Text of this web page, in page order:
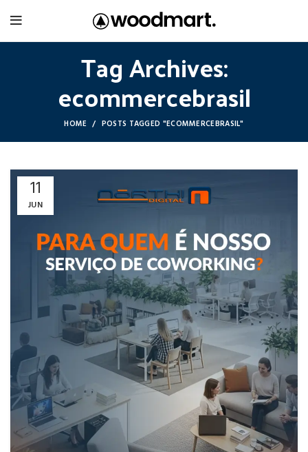
Tag Archives:
ecommercebrasil
HOME POSTS TAGGED "ECOMMERCEBRASIL"
11
JUN